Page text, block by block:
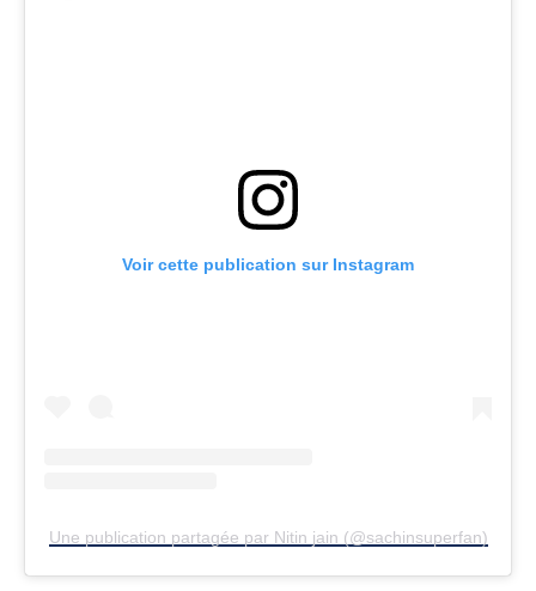
Voir cette publication sur Instagram
Une publication partagée par Nitin jain (@sachinsuperfan)